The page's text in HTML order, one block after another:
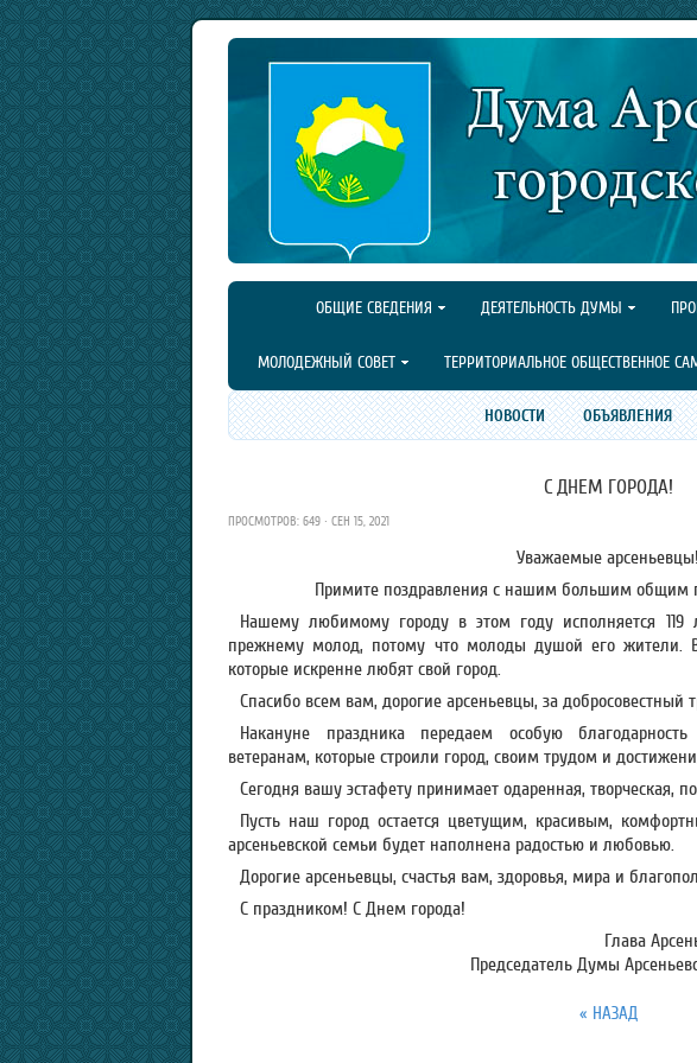
ОБЩИЕ СВЕДЕНИЯ ДЕЯТЕЛЬНОСТЬ ДУМЫ
МОЛОДЕЖНЫЙ СОВЕТ ТЕРРИТОРИАЛЬНОЕ ОБЩЕСТВЕННОЕ
НОВОСТИ ОБЪЯВЛЕНИЯ
С ДНЕМ ГОРОДА!
ПРОСМОТРОВ: 649 · СЕН 15, 2021
Уважаемые арсеньевцы!
Примите поздравления с нашим большим общим
Нашему любимому городу в этом году исполняется 119
прежнему молод, потому что молоды душой его жители.
которые искренне любят свой город.
Спасибо всем вам, дорогие арсеньевцы, за добросовестный
Накануне праздника передаем особую
ветеранам, которые строили город, своим трудом и
Сегодня вашу эстафету принимает одаренная, творческая,
Пусть наш город остается цветущим, красивым,
арсеньевской семьи будет наполнена радостью и любовью.
Дорогие арсеньевцы, счастья вам, здоровья, мира и
С праздником! С Днем города!
Глава
Председатель Думы
« НАЗАД